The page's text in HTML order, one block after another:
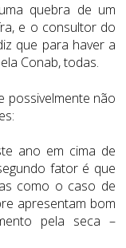
quebra de um
e o consultor do
que para haver a
Conab, todas.
possivelmente não
ano em cima de
fator é que
como o caso de
apresentam bom
pela seca –